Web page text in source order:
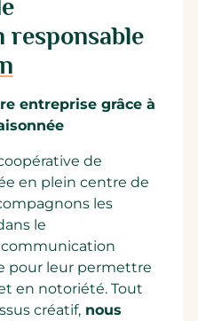
responsable
entreprise grâce à
de
en plein centre de
les
le
pour leur permettre
en notoriété. Tout
créatif,nous